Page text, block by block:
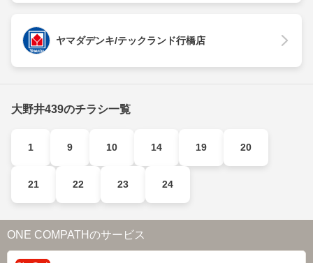
ヤマダデンキ/テックランド行橋店
大野井439のチラシ一覧
1 9 10 14 19 20
21 22 23 24
ONE COMPATHのサービス